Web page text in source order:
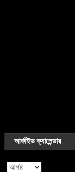
আর্কাইভ ক্যালেন্ডার